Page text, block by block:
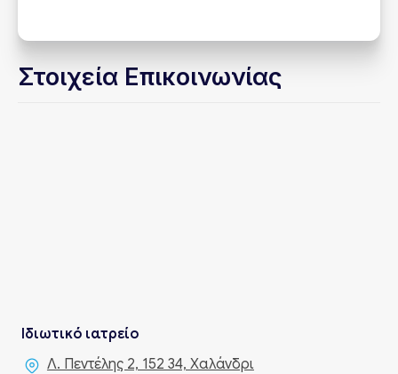
Στοιχεία Επικοινωνίας
Ιδιωτικό ιατρείο
Λ. Πεντέλης 2, 152 34, Χαλάνδρι